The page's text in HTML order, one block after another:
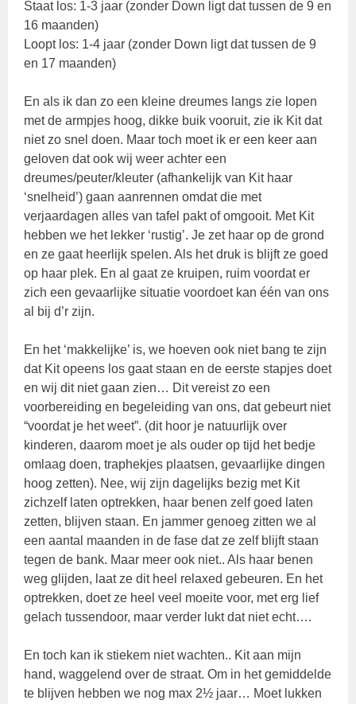
Staat los: 1-3 jaar (zonder Down ligt dat tussen de 9 en
16 maanden)
Loopt los: 1-4 jaar (zonder Down ligt dat tussen de 9
en 17 maanden)
En als ik dan zo een kleine dreumes langs zie lopen
met de armpjes hoog, dikke buik vooruit, zie ik Kit dat
niet zo snel doen. Maar toch moet ik er een keer aan
geloven dat ook wij weer achter een
dreumes/peuter/kleuter (afhankelijk van Kit haar
‘snelheid’) gaan aanrennen omdat die met
verjaardagen alles van tafel pakt of omgooit. Met Kit
hebben we het lekker ‘rustig’. Je zet haar op de grond
en ze gaat heerlijk spelen. Als het druk is blijft ze goed
op haar plek. En al gaat ze kruipen, ruim voordat er
zich een gevaarlijke situatie voordoet kan één van ons
al bij d’r zijn.
En het ‘makkelijke’ is, we hoeven ook niet bang te zijn
dat Kit opeens los gaat staan en de eerste stapjes doet
en wij dit niet gaan zien… Dit vereist zo een
voorbereiding en begeleiding van ons, dat gebeurt niet
“voordat je het weet”. (dit hoor je natuurlijk over
kinderen, daarom moet je als ouder op tijd het bedje
omlaag doen, traphekjes plaatsen, gevaarlijke dingen
hoog zetten). Nee, wij zijn dagelijks bezig met Kit
zichzelf laten optrekken, haar benen zelf goed laten
zetten, blijven staan. En jammer genoeg zitten we al
een aantal maanden in de fase dat ze zelf blijft staan
tegen de bank. Maar meer ook niet.. Als haar benen
weg glijden, laat ze dit heel relaxed gebeuren. En het
optrekken, doet ze heel veel moeite voor, met erg lief
gelach tussendoor, maar verder lukt dat niet echt….
En toch kan ik stiekem niet wachten.. Kit aan mijn
hand, waggelend over de straat. Om in het gemiddelde
te blijven hebben we nog max 2½ jaar… Moet lukken